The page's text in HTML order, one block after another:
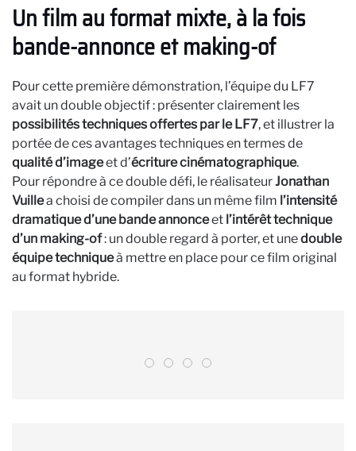
Un film au format mixte, à la fois
bande-annonce et making-of
Pour cette première démonstration, l’équipe du LF7
avait un double objectif : présenter clairement les
possibilités techniques offertes par le LF7, et illustrer la
portée de ces avantages techniques en termes de
qualité d’imageet d’écriture cinématographique.
Pour répondre à ce double défi, le réalisateurJonathan
Vuillea choisi de compiler dans un même film l’intensité
dramatique d’une bande annonceet l’intérêt technique
d’un making-of: un double regard à porter, et unedouble
équipe techniqueà mettre en place pour ce film original
au format hybride.